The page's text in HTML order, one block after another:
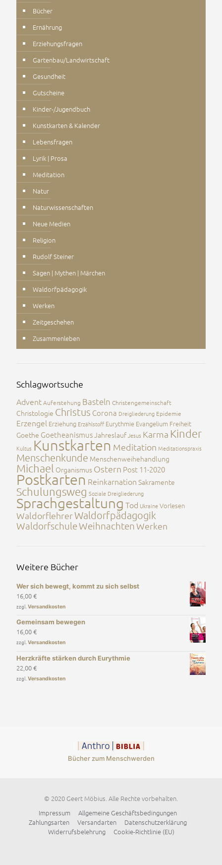
Bücher
Ernährung
Erziehungsfragen
Gartenbau/Landwirtschaft
Gesundheit
Gutscheine
Kinder-/Jugendbuch
Kunstkarten & Kalender
Lebensfragen
Lyrik | Prosa
Meditation
Natur
Naturwissenschaften
Neue Medien
Religion
Rudolf Steiner
Sagen | Mythen | Märchen
Waldorfpädagogik
Werken
Zeitgeschehen
Zusammenleben
Schlagwortsuche
AdventAuferstehung Basteln Christengemeinschaft
Christologie Christus Corona Dreigliederung Epidemie
Erzengel Erziehung Erzählstoff Eurythmie Evangelium Freiheit
Goethe GoetheanismusJahreslaufJesus Karma Kinder
Kultus Kunstkarten Meditation Meditationspraxis
Menschenkunde Menschenweihehandlung
Michael Organismus Ostern Post 11-2020
Postkarten Reinkarnation Sakramente
Schulungsweg Soziale Dreigliederung
Sprachgestaltung Tod UkraineVorlesen
WaldorflehrerWaldorfpädagogik
WaldorfschuleWeihnachtenWerken
Weitere Bücher
Wer sich bewegt, kommt zu sich selbst
16,00€
zzgl. Versandkosten
Gemeinsam bewegen
16,00€
zzgl.Versandkosten
Herzkräfte stärken durch Eurythmie
22,00€
zzgl. Versandkosten
Bücher zum Menschwerden
© 2020 Geert Möbius. Alle Rechte vorbehalten.
Impressum
Allgemeine Geschäftsbedingungen
Zahlungsarten
Versandarten
Datenschutzerklärung
Widerrufsbelehrung
Cookie-Richtlinie (EU)